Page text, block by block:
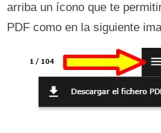
arriba un ícono que te
PDF como en la siguiente